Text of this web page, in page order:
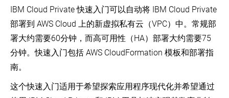
讯
云
容
器
服
务
Kubernetes
IBM Cloud Private 快速入门可以自动将 IBM Cloud Private
部署到 AWS Cloud 上的新虚拟私有云（VPC）中。常规部
署大约需要60分钟，而高可用性（HA）部署大约需要75
分钟。快速入门包括 AWS CloudFormation 模板和部署指
南。
这个快速入门适用于希望探索应用程序现代化并希望通过